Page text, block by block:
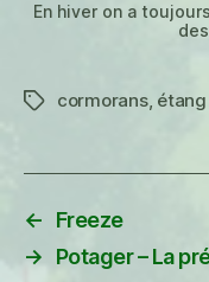
En hiver on a
Étiquettes
cormorans, étang
←
Freeze
→
Potager – La